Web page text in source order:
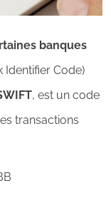
banques
Identifier Code)
, est un code
transactions